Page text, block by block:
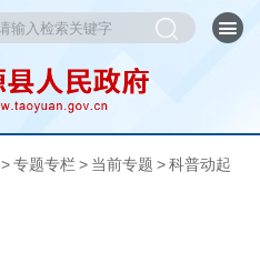
> 专题专栏 > 当前专题 > 科普动起